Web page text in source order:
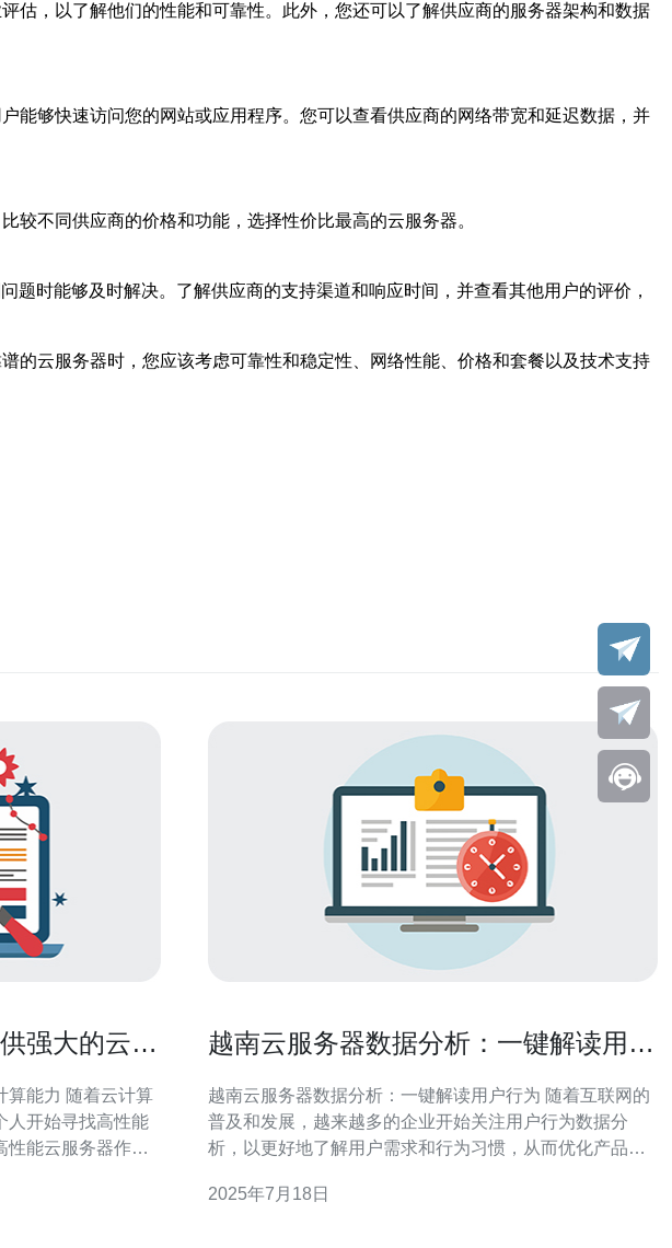
估，以了解他们的性能和可靠性。此外，您还可以了解供应商的服务器架构和数据
能够快速访问您的网站或应用程序。您可以查看供应商的网络带宽和延迟数据，并
不同供应商的价格和功能，选择性价比最高的云服务器。
时能够及时解决。了解供应商的支持渠道和响应时间，并查看其他用户的评价，
的云服务器时，您应该考虑可靠性和稳定性、网络性能、价格和套餐以及技术支持
强大的云计
着云计算
人开始寻找高性能
性能云服务器作为
越南云服务器数据分析：一键解读用户
越南云服务器数据分析：一键解读用户行为 随着互联网的
普及和发展，越来越多的企业开始关注用户行为数据分
析，以更好地了解用户需求和行为习惯，从而优化产品和
也备受关注。本文将介绍越南云服务器数据分析的重要性
2025年7月18日